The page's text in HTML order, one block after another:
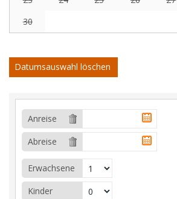
30
Datumsauswahl löschen
Anreise
Abreise
Erwachsene
Kinder